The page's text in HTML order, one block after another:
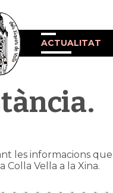
ACTUALITAT
les informacions
Vella a la Xina.